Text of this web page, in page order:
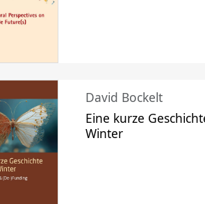
David Bockelt
Eine kurze
Winter